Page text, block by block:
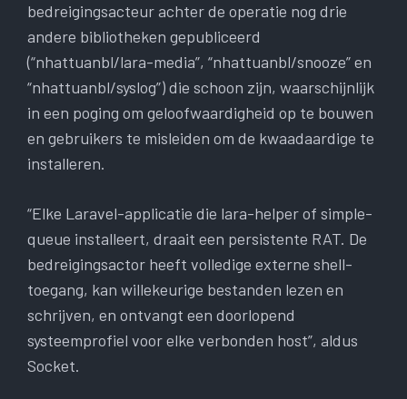
bedreigingsacteur achter de operatie nog drie
andere bibliotheken gepubliceerd
(“nhattuanbl/lara-media”, “nhattuanbl/snooze” en
“nhattuanbl/syslog”) die schoon zijn, waarschijnlijk
in een poging om geloofwaardigheid op te bouwen
en gebruikers te misleiden om de kwaadaardige te
installeren.
“Elke Laravel-applicatie die lara-helper of simple-
queue installeert, draait een persistente RAT. De
bedreigingsactor heeft volledige externe shell-
toegang, kan willekeurige bestanden lezen en
schrijven, en ontvangt een doorlopend
systeemprofiel voor elke verbonden host”, aldus
Socket.